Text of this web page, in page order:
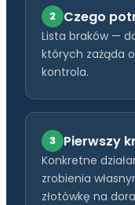
2 Czego
Lista braków —
których zażąda
kontrola.
3 Pierwszy
Konkretne
zrobienia
złotówkę na